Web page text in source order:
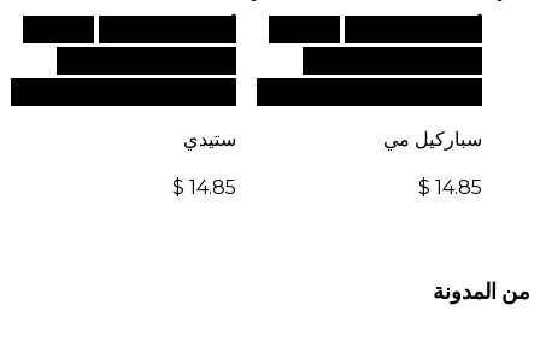
سباركيل مي
$ 14.85
ستيدي
$ 14.85
من المدونة